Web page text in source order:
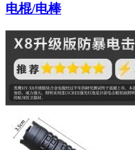
电棍/电棒